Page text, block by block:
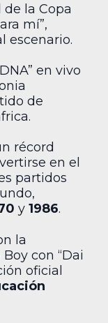
la Copa
mí”,
escenario.
en vivo
de
récord
en el
partidos
y 1986.
la
con “Dai
oficial